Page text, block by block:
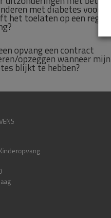
met diabetes voor wat
het toelaten op een
opvang een contract
opzeggen wanneer
blijkt te hebben?